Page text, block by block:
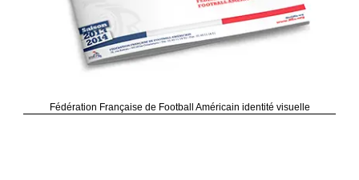
Fédération Française de Football Américain identité visuelle